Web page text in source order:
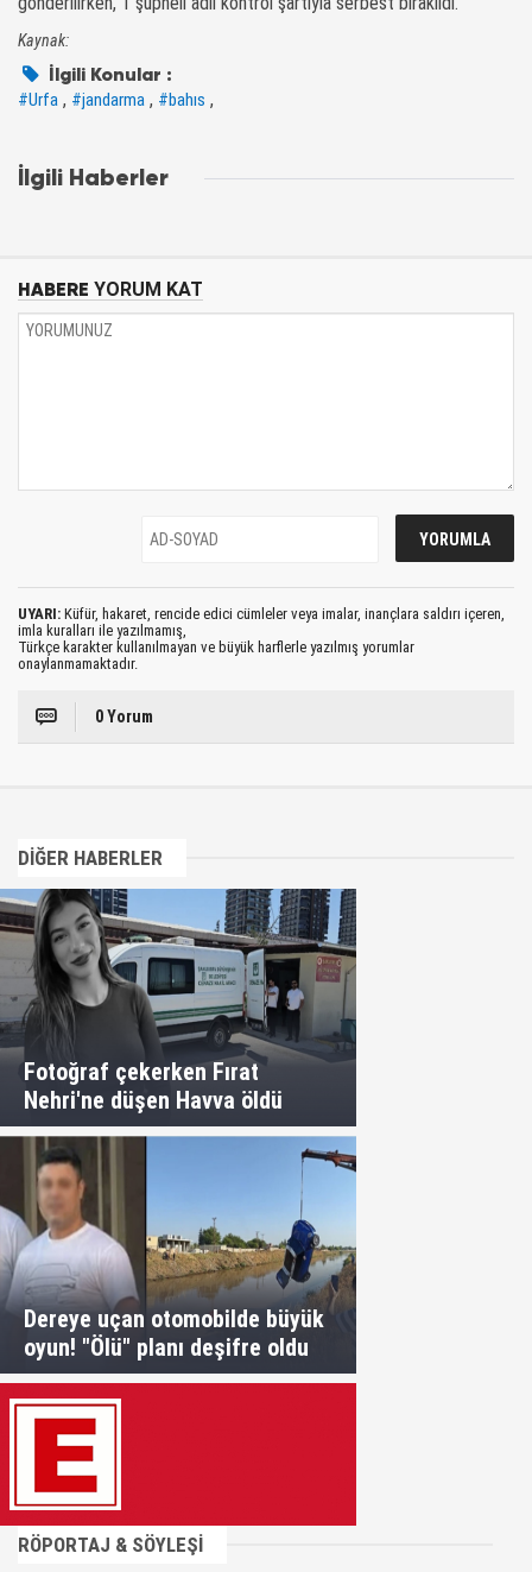
Kaynak:
İlgili Konular :
#Urfa , #jandarma , #bahıs ,
İlgili Haberler
HABERE YORUM KAT
UYARI: Küfür, hakaret, rencide edici cümleler veya imalar, inançlara saldırı içeren,
imla kuralları ile yazılmamış,
Türkçe karakter kullanılmayan ve büyük harflerle yazılmış yorumlar
onaylanmamaktadır.
0 Yorum
DİĞER HABERLER
Fotoğraf çekerken Fırat
Nehri'ne düşen Havva öldü
Dereye uçan otomobilde büyük
oyun! "Ölü" planı deşifre oldu
RÖPORTAJ & SÖYLEŞİ